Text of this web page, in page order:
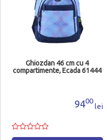
Ghiozdan 46 cm cu 4
compartimente, Ecada 61444
9400
lei